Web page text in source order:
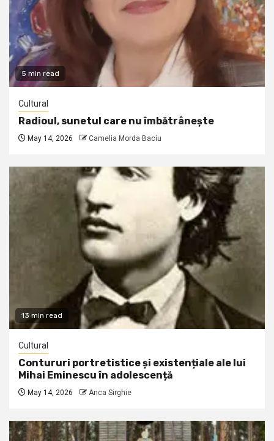
5 min read
Cultural
Radioul, sunetul care nu îmbătrânește
May 14, 2026 Camelia Morda Baciu
13 min read
Cultural
Contururi portretistice și existențiale ale lui
Mihai Eminescu în adolescență
May 14, 2026 Anca Sirghie